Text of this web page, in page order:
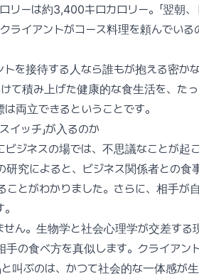
リーは約3,400キロカロリー。「翌朝
クライアントがコース料理を頼んでい
トを接待する人なら誰もが抱える密か
て積み上げた健康的な食生活を、た
両立できるということです。
イッチ」が入るのか
ビジネスの場では、不思議なことが
究によると、ビジネス関係者との食
とがわかりました。さらに、相手が
せん。生物学と社会心理学が交差する
の食べ方を真似します。クライアン
と叫ぶのは、かつて社会的な一体感が